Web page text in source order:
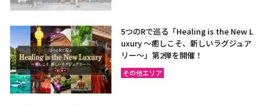
5つのRで巡る「Healing is the New L
uxury ～癒しこそ、新しいラグジュア
リー〜」第2弾を開催！
その他エリア